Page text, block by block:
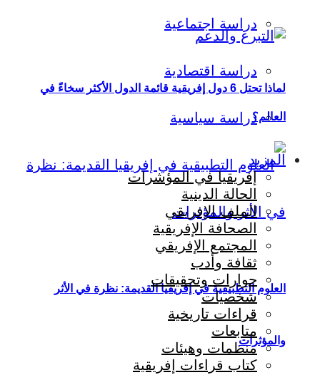
دراسة اجتماعية
دراسة اقتصادية
دراسة سياسية
العلوم التطبيقية في إفريقيا القديمة: نظرة في الأثر
والمؤثرات
لماذا تحتل 6 دول إفريقية قائمة الدول الأكثر سخاءً في
العالم؟
المزيد
إفريقيا في المؤشرات
الحالة الدينية
الملف الإفريقي
الصحافة الإفريقية
المجتمع الإفريقي
ثقافة وأدب
حوارات وتحقيقات
شخصيات
قراءات تاريخية
متابعات
منظمات وهيئات
كتاب قراءات إفريقية